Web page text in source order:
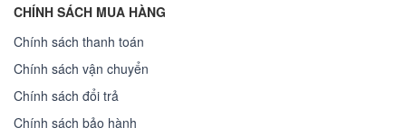
CHÍNH SÁCH MUA HÀNG
Chính sách thanh toán
Chính sách vận chuyển
Chính sách đổi trả
Chính sách bảo hành